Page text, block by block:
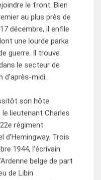
le front. Bien
au plus près de
décembre, il enfile
une lourde parka
guerre. Il trouve
le secteur de
d’après-midi.
son hôte
lieutenant Charles
régiment
d’Hemingway. Trois
1944, l’écrivain
belge de part
de Libin